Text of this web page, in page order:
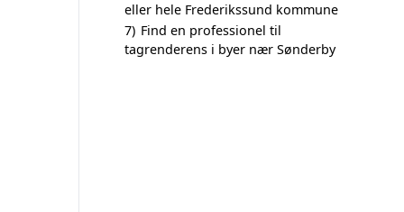
eller hele Frederikssund kommune
7) Find en professionel til
tagrenderens i byer nær Sønderby